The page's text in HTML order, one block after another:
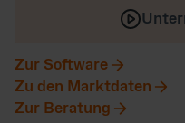
Zur Software
Zu den Marktdaten
Zur Beratung